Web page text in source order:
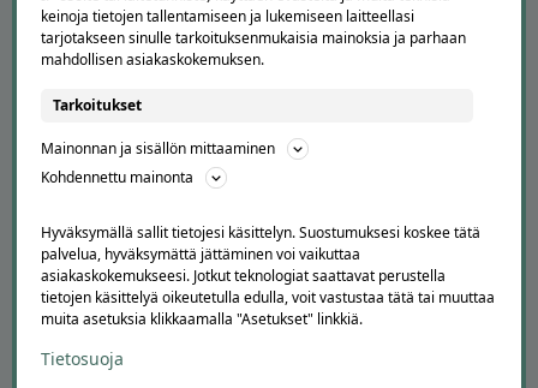
APUA JA NEUVOJA
Peruuta tilaus
Asiakaspalvelu
Kuinka Offerilla toimii
Usein kysytyt kysymykset
Suosittele Offerillaa
keinoja tietojen tallentamiseen ja lukemiseen laitteellasi
tarjotakseen sinulle tarkoituksenmukaisia mainoksia ja parhaan
mahdollisen asiakaskokemuksen.
Tarkoitukset
Mainonnan ja sisällön mittaaminen
Kohdennettu mainonta
Hyväksymällä sallit tietojesi käsittelyn. Suostumuksesi koskee tätä
palvelua, hyväksymättä jättäminen voi vaikuttaa
asiakaskokemukseesi. Jotkut teknologiat saattavat perustella
tietojen käsittelyä oikeutetulla edulla, voit vastustaa tätä tai muuttaa
muita asetuksia klikkaamalla "Asetukset" linkkiä.
Tietosuoja